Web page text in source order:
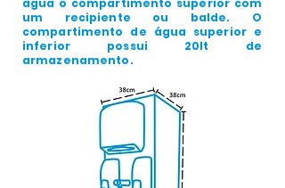
água o compartimento superior com
um recipiente ou balde. O
compartimento de água superior e
inferior possui 20lt de
armazenamento.